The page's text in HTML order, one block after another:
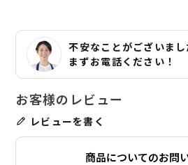
不安なことがございまし
まずお電話ください！
レビューを書く
商品についてのお問